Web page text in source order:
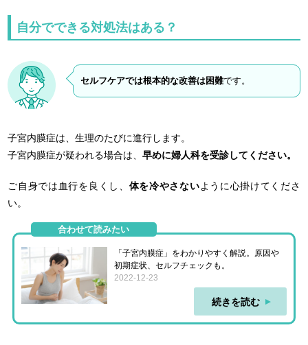
自分でできる対処法はある？
セルフケアでは根本的な改善は困難です。
子宮内膜症は、生理のたびに進行します。
子宮内膜症が疑われる場合は、早めに婦人科を受診してください。
ご自身では血行を良くし、 体を冷やさないように心掛けてくださ
い。
合わせて読みたい
「子宮内膜症」をわかりやすく解説。原因や
初期症状、セルフチェックも。
2022-12-23
続きを読む